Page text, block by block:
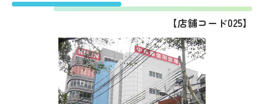
シミュレーション
住宅ローン
カードローン
事業性ローン
【店舗コード025】